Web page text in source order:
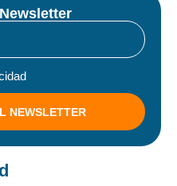
NEWSLETTER